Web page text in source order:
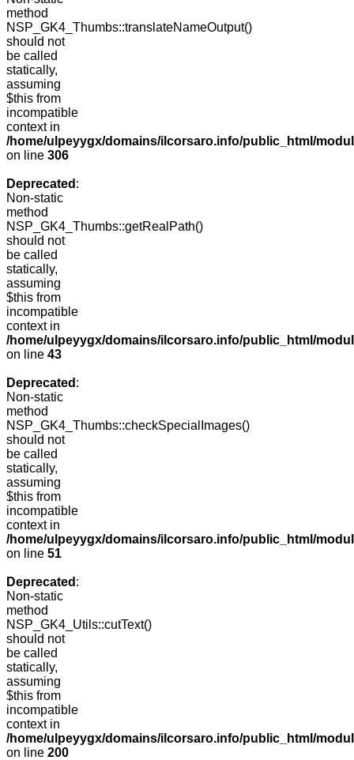
method
NSP_GK4_Thumbs::translateNameOutput()
should not
be called
statically,
assuming
$this from
incompatible
context in
/home/ulpeyygx/domains/ilcorsaro.info/public_html/
on line 306
Deprecated :
Non-static
method
NSP_GK4_Thumbs::getRealPath()
should not
be called
statically,
assuming
$this from
incompatible
context in
/home/ulpeyygx/domains/ilcorsaro.info/public_html/
on line 43
Deprecated :
Non-static
method
NSP_GK4_Thumbs::checkSpecialImages()
should not
be called
statically,
assuming
$this from
incompatible
context in
/home/ulpeyygx/domains/ilcorsaro.info/public_html/
on line 51
Deprecated :
Non-static
method
NSP_GK4_Utils::cutText()
should not
be called
statically,
assuming
$this from
incompatible
context in
/home/ulpeyygx/domains/ilcorsaro.info/public_html/
on line 200